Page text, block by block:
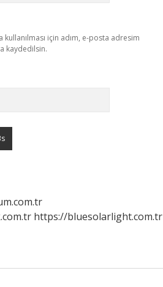
için adım, e-posta adresim
kaydedilsin.
https://bluesolarlight.com.tr